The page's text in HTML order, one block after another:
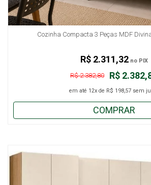
Cozinha Compacta 3 Peças MDF
R$
R$ 2.382,80
em até 12x de R$ 198,57 sem
R$ 2.311,32no PIX
COMPRAR